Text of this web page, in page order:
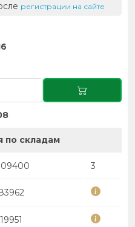
регистрации на сайте
по складам
3